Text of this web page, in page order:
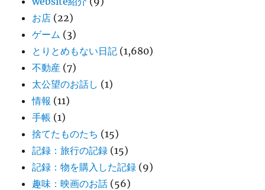
お店 (22)
ゲーム (3)
とりとめもない日記 (1,680)
不動産 (7)
太公望のお話し (1)
情報 (11)
手帳 (1)
捨てたものたち (15)
記録：旅行の記録 (15)
記録：物を購入した記録 (9)
趣味：映画のお話 (56)